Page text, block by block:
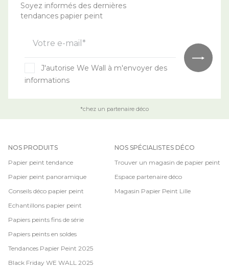
Soyez informés des dernières
tendances papier peint
Votre e-mail*
J'autorise We Wall à m'envoyer des
informations
*chez un partenaire déco
NOS PRODUITS
Papier peint tendance
Papier peint panoramique
Conseils déco papier peint
Echantillons papier peint
Papiers peints fins de série
Papiers peints en soldes
Tendances Papier Peint 2025
Black Friday WE WALL 2025
NOS SPÉCIALISTES DÉCO
Trouver un magasin de papier peint
Espace partenaire déco
Magasin Papier Peint Lille